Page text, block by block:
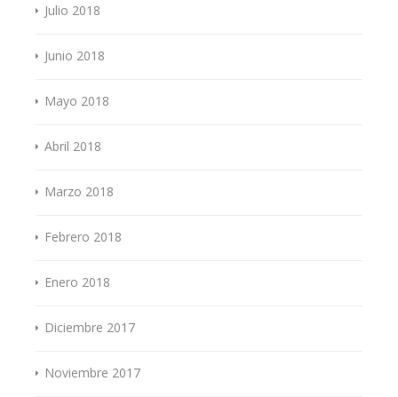
Julio 2018
Junio 2018
Mayo 2018
Abril 2018
Marzo 2018
Febrero 2018
Enero 2018
Diciembre 2017
Noviembre 2017